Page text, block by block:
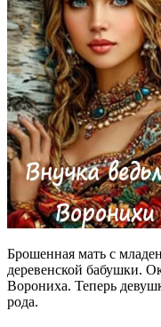
Брошенная мать с
деревенской бабушки.
Ворониха. Теперь
рода.